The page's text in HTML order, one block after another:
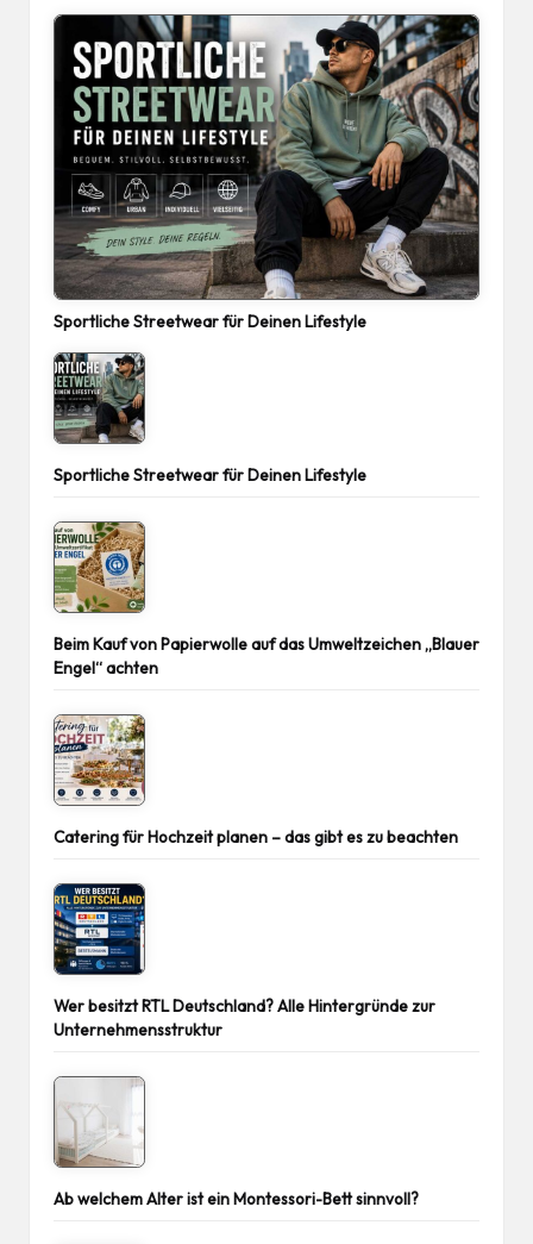
Sportliche Streetwear für Deinen Lifestyle
Sportliche Streetwear für Deinen Lifestyle
Beim Kauf von Papierwolle auf das Umweltzeichen „Blauer
Engel“ achten
Catering für Hochzeit planen – das gibt es zu beachten
Wer besitzt RTL Deutschland? Alle Hintergründe zur
Unternehmensstruktur
Ab welchem Alter ist ein Montessori-Bett sinnvoll?